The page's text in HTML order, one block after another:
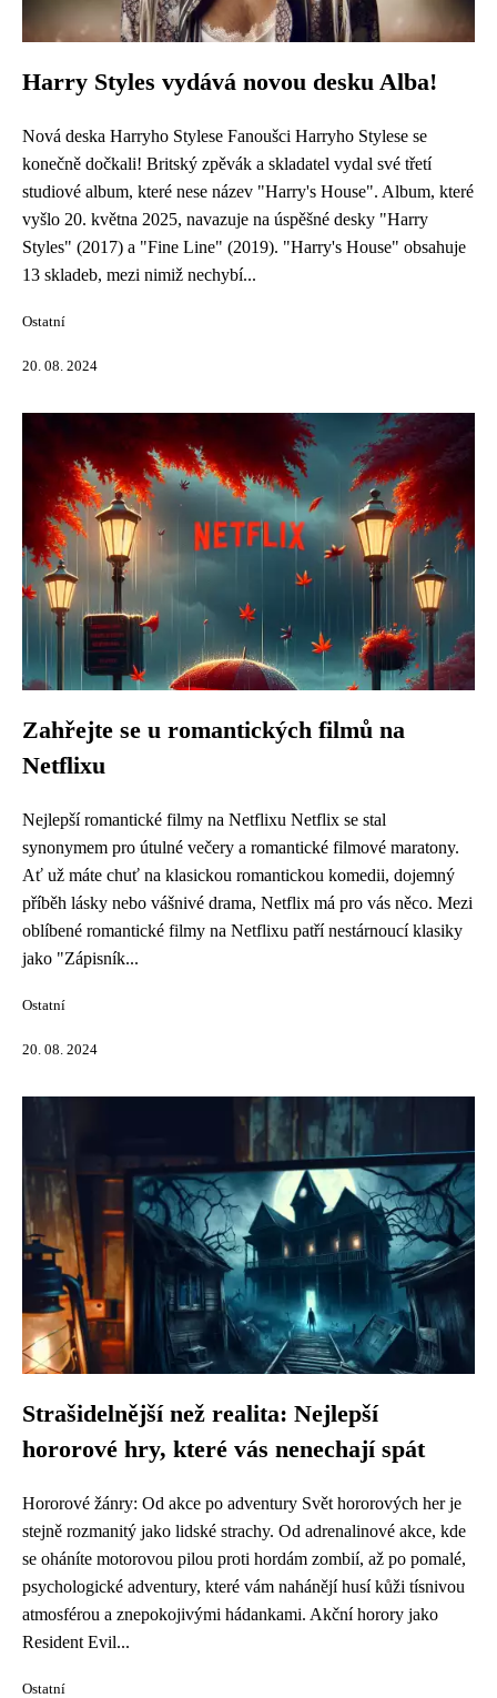
Harry Styles vydává novou desku Alba!
Nová deska Harryho Stylese Fanoušci Harryho Stylese se
konečně dočkali! Britský zpěvák a skladatel vydal své třetí
studiové album, které nese název "Harry's House". Album, které
vyšlo 20. května 2025, navazuje na úspěšné desky "Harry
Styles" (2017) a "Fine Line" (2019). "Harry's House" obsahuje
13 skladeb, mezi nimiž nechybí...
Ostatní
20. 08. 2024
Zahřejte se u romantických filmů na
Netflixu
Nejlepší romantické filmy na Netflixu Netflix se stal
synonymem pro útulné večery a romantické filmové maratony.
Ať už máte chuť na klasickou romantickou komedii, dojemný
příběh lásky nebo vášnivé drama, Netflix má pro vás něco. Mezi
oblíbené romantické filmy na Netflixu patří nestárnoucí klasiky
jako "Zápisník...
Ostatní
20. 08. 2024
Strašidelnější než realita: Nejlepší
hororové hry, které vás nenechají spát
Hororové žánry: Od akce po adventury Svět hororových her je
stejně rozmanitý jako lidské strachy. Od adrenalinové akce, kde
se oháníte motorovou pilou proti hordám zombií, až po pomalé,
psychologické adventury, které vám nahánějí husí kůži tísnivou
atmosférou a znepokojivými hádankami. Akční horory jako
Resident Evil...
Ostatní